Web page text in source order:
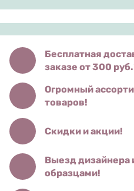
Бесплатная
заказе от 300
Огромный
товаров!
Скидки и акции!
Выезд дизайнера
образцами!